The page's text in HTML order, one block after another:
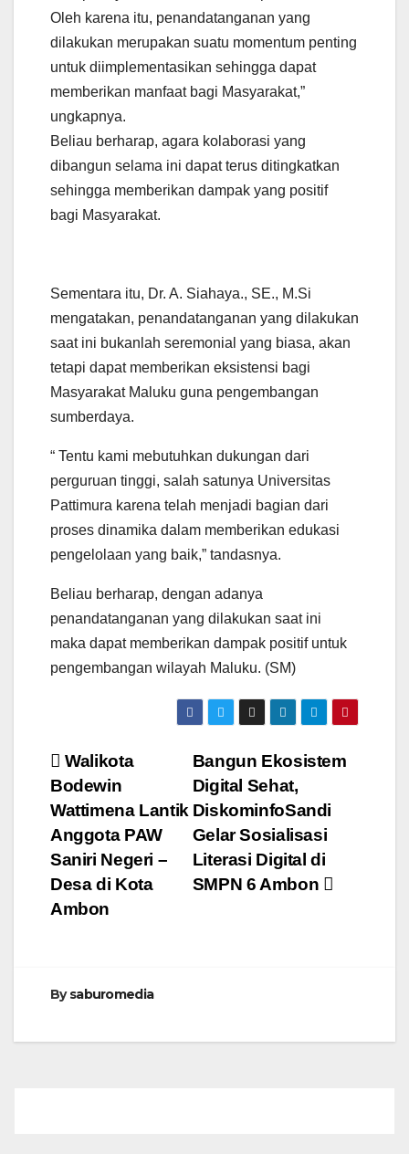
Oleh karena itu, penandatanganan yang
dilakukan merupakan suatu momentum penting
untuk diimplementasikan sehingga dapat
memberikan manfaat bagi Masyarakat,”
ungkapnya.
Beliau berharap, agara kolaborasi yang
dibangun selama ini dapat terus ditingkatkan
sehingga memberikan dampak yang positif
bagi Masyarakat.
Sementara itu, Dr. A. Siahaya., SE., M.Si
mengatakan, penandatanganan yang dilakukan
saat ini bukanlah seremonial yang biasa, akan
tetapi dapat memberikan eksistensi bagi
Masyarakat Maluku guna pengembangan
sumberdaya.
“ Tentu kami mebutuhkan dukungan dari
perguruan tinggi, salah satunya Universitas
Pattimura karena telah menjadi bagian dari
proses dinamika dalam memberikan edukasi
pengelolaan yang baik,” tandasnya.
Beliau berharap, dengan adanya
penandatanganan yang dilakukan saat ini
maka dapat memberikan dampak positif untuk
pengembangan wilayah Maluku. (SM)
Navigasi
pos
Bangun Ekosistem
Digital Sehat,
DiskominfoSandi
Gelar Sosialisasi
Literasi Digital di
SMPN 6 Ambon
Walikota
Bodewin
Wattimena Lantik
Anggota PAW
Saniri Negeri –
Desa di Kota
Ambon
Bysaburomedia